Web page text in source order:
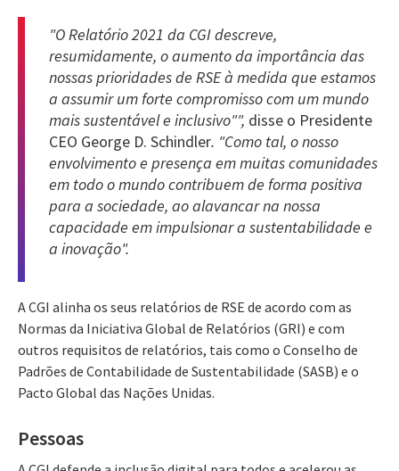
"O Relatório 2021 da CGI descreve,
resumidamente, o aumento da importância das
nossas prioridades de RSE à medida que estamos
a assumir um forte compromisso com um mundo
mais sustentável e inclusivo"", disse o Presidente
CEO George D. Schindler. "Como tal, o nosso
envolvimento e presença em muitas comunidades
em todo o mundo contribuem de forma positiva
para a sociedade, ao alavancar na nossa
capacidade em impulsionar a sustentabilidade e
a inovação".
A CGI alinha os seus relatórios de RSE de acordo com as
Normas da Iniciativa Global de Relatórios (GRI) e com
outros requisitos de relatórios, tais como o Conselho de
Padrões de Contabilidade de Sustentabilidade (SASB) e o
Pacto Global das Nações Unidas.
Pessoas